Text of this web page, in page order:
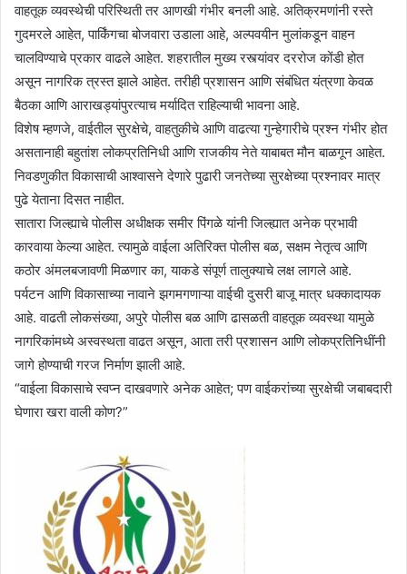
वाहतूक व्यवस्थेची परिस्थिती तर आणखी गंभीर बनली आहे. अतिक्रमणांनी रस्ते
गुदमरले आहेत, पार्किंगचा बोजवारा उडाला आहे, अल्पवयीन मुलांकडून वाहन
चालविण्याचे प्रकार वाढले आहेत. शहरातील मुख्य रस्त्यांवर दररोज कोंडी होत
असून नागरिक त्रस्त झाले आहेत. तरीही प्रशासन आणि संबंधित यंत्रणा केवळ
बैठका आणि आराखड्यांपुरत्याच मर्यादित राहिल्याची भावना आहे.
विशेष म्हणजे, वाईतील सुरक्षेचे, वाहतुकीचे आणि वाढत्या गुन्हेगारीचे प्रश्न गंभीर होत
असतानाही बहुतांश लोकप्रतिनिधी आणि राजकीय नेते याबाबत मौन बाळगून आहेत.
निवडणुकीत विकासाची आश्वासने देणारे पुढारी जनतेच्या सुरक्षेच्या प्रश्नावर मात्र
पुढे येताना दिसत नाहीत.
सातारा जिल्ह्याचे पोलीस अधीक्षक समीर पिंगळे यांनी जिल्ह्यात अनेक प्रभावी
कारवाया केल्या आहेत. त्यामुळे वाईला अतिरिक्त पोलीस बळ, सक्षम नेतृत्व आणि
कठोर अंमलबजावणी मिळणार का, याकडे संपूर्ण तालुक्याचे लक्ष लागले आहे.
पर्यटन आणि विकासाच्या नावाने झगमगणाऱ्या वाईची दुसरी बाजू मात्र धक्कादायक
आहे. वाढती लोकसंख्या, अपुरे पोलीस बळ आणि ढासळती वाहतूक व्यवस्था यामुळे
नागरिकांमध्ये अस्वस्थता वाढत असून, आता तरी प्रशासन आणि लोकप्रतिनिधींनी
जागे होण्याची गरज निर्माण झाली आहे.
“वाईला विकासाचे स्वप्न दाखवणारे अनेक आहेत; पण वाईकरांच्या सुरक्षेची जबाबदारी
घेणारा खरा वाली कोण?”